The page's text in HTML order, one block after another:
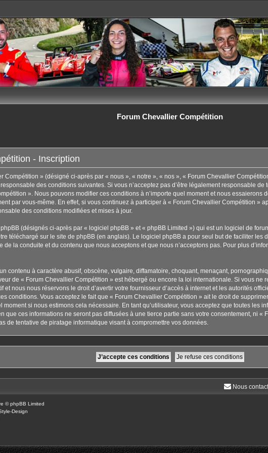
Forum Chevallier Compétition
- Inscription
Compétition » (désigné ci-après par « nous », « notre », « nos », « Forum Chevallier
des conditions suivantes. Si vous n’acceptez pas d’être légalement responsable
». Nous pouvons modifier ces conditions à n’importe quel moment et nous essaierons
par vous-même. En effet, si vous continuez à participer à « Forum Chevallier Compétition »
des conditions modifiées et mises à jour.
(désignés ci-après par « logiciel phpBB » et « phpBB Limited ») qui est un logiciel de
téléchargé sur le site de phpBB(en anglais). Le logiciel phpBB a pour seul but de faciliter les
de la conduite et du contenu que nous acceptons et que nous n’acceptons pas. Pour plus
contenu à caractère abusif, obscène, vulgaire, diffamatoire, choquant, menaçant,
de « Forum Chevallier Compétition » est hébergé ou encore la loi internationale. Si vous ne
et nous nous réservons le droit d’avertir votre fournisseur d’accès à internet et les autorités
conditions. Vous acceptez le fait que « Forum Chevallier Compétition » ait le droit de
moment si nous estimons cela nécessaire. En tant qu’utilisateur, vous acceptez que toutes les
que ces informations ne seront pas diffusées à une tierce partie sans votre consentement, ni «
de tentative de piratage informatique visant à compromettre vos données.
Nous
© phpBB Limited
Design